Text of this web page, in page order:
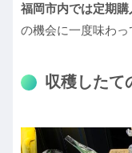
福岡市内では定期
の機会に一度味わっ
収穫したて